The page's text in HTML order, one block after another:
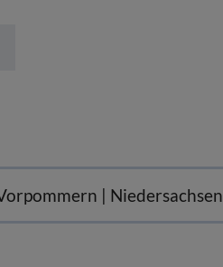
| Niedersachsen